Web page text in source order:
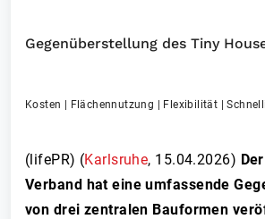
Gegenüberstellung des Tiny
Kosten | Flächennutzung | Flexibilität |
(lifePR) (Karlsruhe, 15.04.2026)
Verband hat eine umfassende
von drei zentralen Bauformen